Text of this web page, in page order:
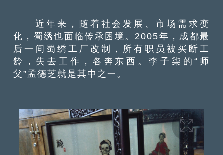
近年来，随着社会发展、市场需求变
化，蜀绣也面临传承困境。2005年，成都最
后一间蜀绣工厂改制，所有职员被买断工
龄，失去工作，各奔东西。李子柒的“师
父”孟德芝就是其中之一。